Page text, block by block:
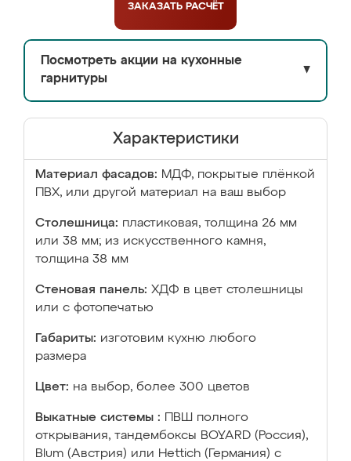
ЗАКАЗАТЬ РАСЧЁТ
Посмотреть акции на кухонные
гарнитуры
▼
Характеристики
Материал фасадов: МДФ, покрытые плёнкой
ПВХ, или другой материал на ваш выбор
Столешница: пластиковая, толщина 26 мм
или 38 мм; из искусственного камня,
толщина 38 мм
Стеновая панель: ХДФ в цвет столешницы
или с фотопечатью
Габариты: изготовим кухню любого
размера
Цвет: на выбор, более 300 цветов
Выкатные системы :
ПВШ полного
открывания, тандембоксы BOYARD (Россия),
Blum (Австрия) или Hettich (Германия) с